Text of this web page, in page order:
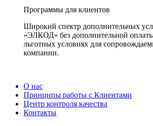
Программы для клиентов
Широкий спектр дополнительных
«ЭЛКОД» без дополнительной
льготных условиях для
компании.
О нас
Принципы работы с Клиентами
Центр контроля качества
Контакты